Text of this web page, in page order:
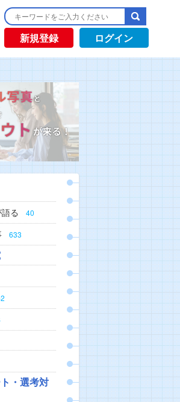
新規登録 ログイン
る 40
633
・選考対